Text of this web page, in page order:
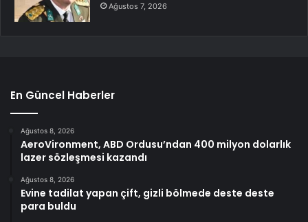
Ağustos 7, 2026
En Güncel Haberler
Ağustos 8, 2026
AeroVironment, ABD Ordusu’ndan 400 milyon dolarlık
lazer sözleşmesi kazandı
Ağustos 8, 2026
Evine tadilat yapan çift, gizli bölmede deste deste
para buldu